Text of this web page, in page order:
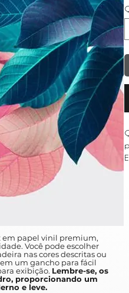
em papel vinil premium,
Você pode escolher
nas cores descritas ou
um gancho para fácil
exibição. Lembre-se, os
proporcionando um
e leve.